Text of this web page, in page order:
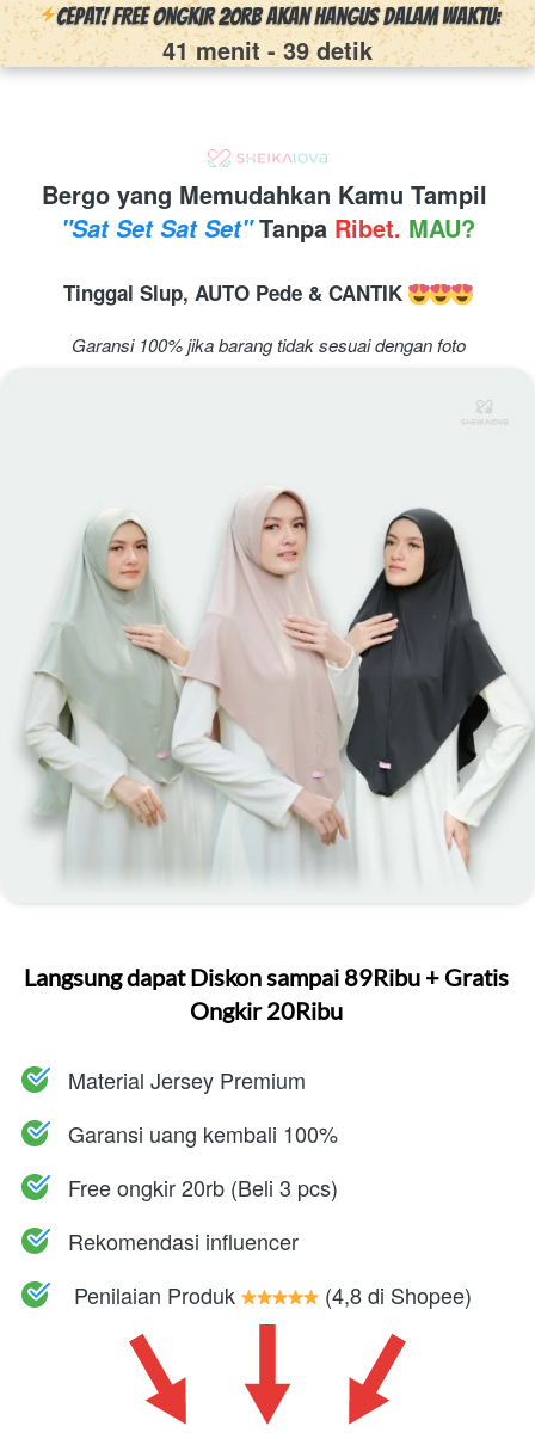
"Sat Set Sat Set" Tanpa Ribet. MAU?
Tinggal Slup, AUTO Pede & CANTIK
Garansi 100% jika barang tidak sesuai dengan foto
Langsung dapat Diskon sampai 89Ribu + Gratis
Ongkir 20Ribu
Material Jersey Premium
Garansi uang kembali 100%
Free ongkir 20rb (Beli 3 pcs)
Rekomendasi influencer
Penilaian Produk
(4,8 di Shopee)
CEPAT! FREE ONGKIR 20Rb Akan Hangus Dalam Waktu:
41 menit -38 detik